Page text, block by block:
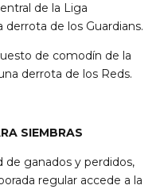
de la Liga
de los Guardians.
de comodín de la
derrota de los Reds.
SIEMBRAS
de ganados y perdidos,
regular accede a la